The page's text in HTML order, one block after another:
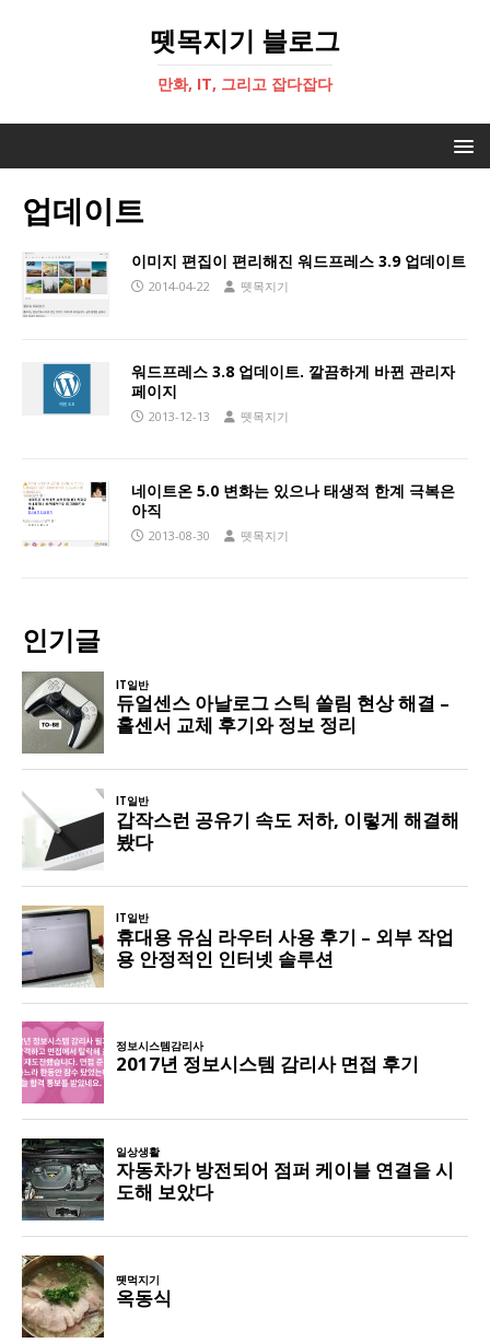
뗏목지기 블로그
만화, IT, 그리고 잡다잡다
업데이트
이미지 편집이 편리해진 워드프레스 3.9 업데이트
2014-04-22 뗏목지기
워드프레스 3.8 업데이트. 깔끔하게 바뀐 관리자
페이지
2013-12-13 뗏목지기
네이트온 5.0 변화는 있으나 태생적 한계 극복은
아직
2013-08-30 뗏목지기
인기글